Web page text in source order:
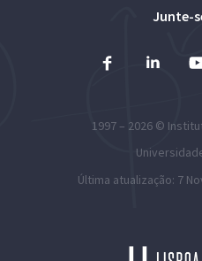
Junte-
1997 – 2026 ©
Última atualização: 7